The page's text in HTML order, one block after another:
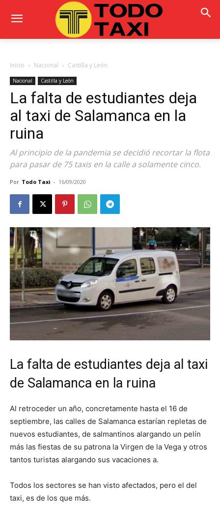
Inicio Nacional Castilla y León
Nacional Castilla y León
La falta de estudiantes deja
al taxi de Salamanca en la
ruina
Al principio de la pandemia se decidió recortar la flota
para pasar de 75 taxis en la calle a solamente cinco.
Por Todo Taxi - 16/09/2020
La falta de estudiantes deja al taxi
de Salamanca en la ruina
Al retroceder un año, concretamente hasta el 16 de
septiembre, las calles de Salamanca estarían repletas de
nuevos estudiantes, de salmantinos alargando un pelín
más las fiestas de su patrona la Virgen de la Vega y otros
tantos turistas alargando sus vacaciones a.
Todos los sectores se han visto afectados, pero el del
taxi, es de los que más.